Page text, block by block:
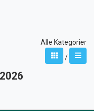
Alle Kategorier
/